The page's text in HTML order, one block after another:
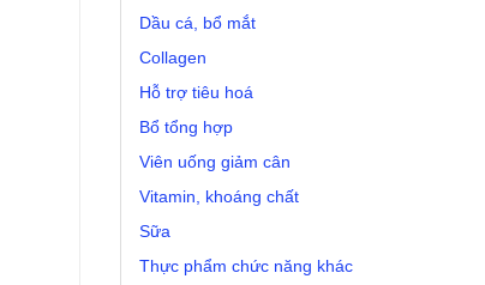
Dầu cá, bổ mắt
Collagen
Hỗ trợ tiêu hoá
Bổ tổng hợp
Viên uống giảm cân
Vitamin, khoáng chất
Sữa
Thực phẩm chức năng khác